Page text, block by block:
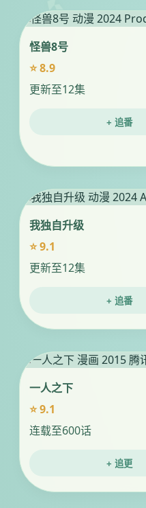
怪兽8号
⭐ 8.9
更新至12集
+ 追番
我独自升级
⭐ 9.1
更新至12集
+ 追番
一人之下
⭐ 9.1
连载至600话
+ 追更